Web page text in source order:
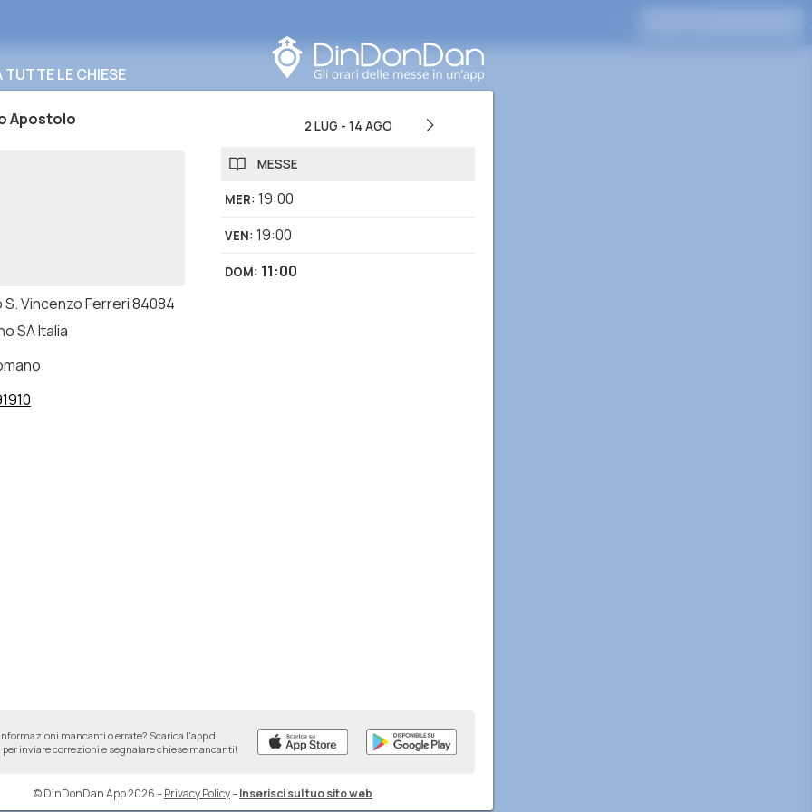
LE CHIESE
Apostolo
Vincenzo Ferreri 84084
SA Italia
2 LUG - 14 AGO
MESSE
MER: 19:00
VEN: 19:00
DOM: 11:00
mancanti o errate? Scarica l'app di
per inviare correzioni e segnalare chiese mancanti!
© DinDonDan App 2026–Privacy Policy–Inserisci sul tuo sito web